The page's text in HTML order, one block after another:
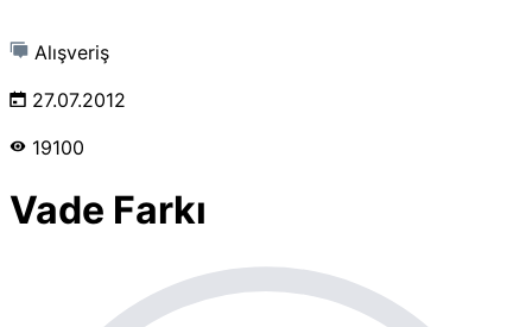
Alışveriş
27.07.2012
19100
Vade Farkı